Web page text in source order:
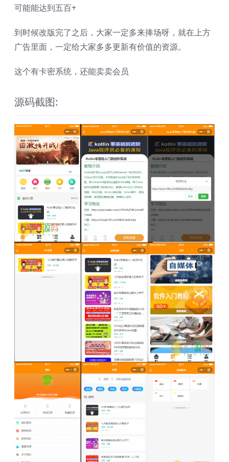
可能能达到五百+
到时候改版完了之后，大家一定多来捧场呀，就在上方
广告里面，一定给大家多多更新有价值的资源。
这个有卡密系统，还能卖卖会员
源码截图: